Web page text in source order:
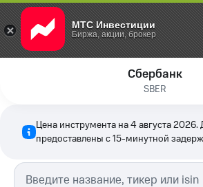
МТС Инвестиции
Биржа, акции, брокер
Сбербанк
SBER
Цена инструмента на4 августа 2026.
предоставлены с 15-минутной